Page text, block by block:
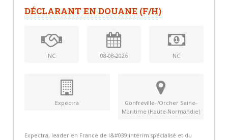
DÉCLARANT EN DOUANE (F/H)
NC 08-08-2026 NC
Expectra
Gonfreville-l'Orcher Seine-
Maritime (Haute-Normandie)
Expectra, leader en France de l&#039;intérim spécialisé et du